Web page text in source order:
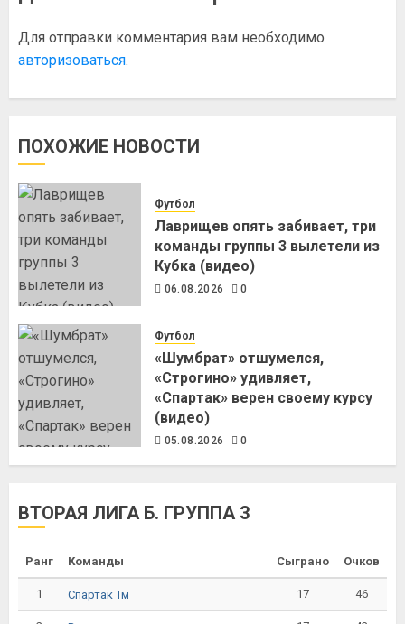
Для отправки комментария вам необходимо
авторизоваться.
ПОХОЖИЕ НОВОСТИ
Футбол
Лаврищев опять забивает, три
команды группы 3 вылетели из
Кубка (видео)
06.08.2026 0
Футбол
«Шумбрат» отшумелся,
«Строгино» удивляет,
«Спартак» верен своему курсу
(видео)
05.08.2026 0
ВТОРАЯ ЛИГА Б. ГРУППА 3
Ранг Команды Сыграно Очков
1 Спартак Тм 17 46